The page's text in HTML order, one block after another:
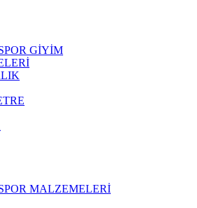
GİYİM
MALZEMELERİ